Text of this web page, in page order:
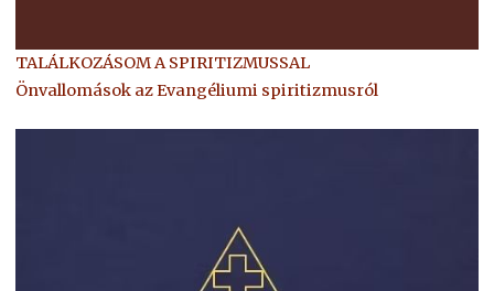
TALÁLKOZÁSOM A SPIRITIZMUSSAL
Önvallomások az Evangéliumi spiritizmusról